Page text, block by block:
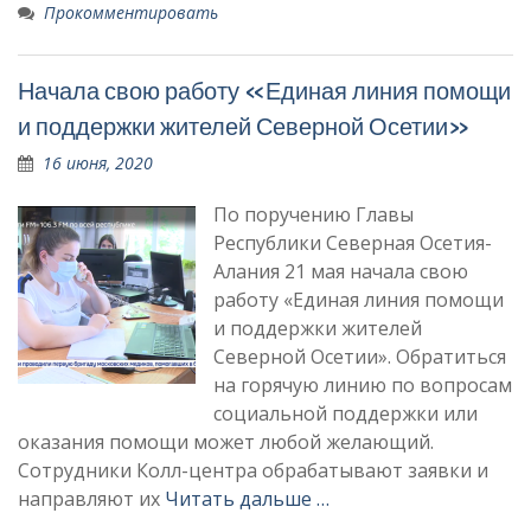
Прокомментировать
Начала свою работу «Единая линия помощи
и поддержки жителей Северной Осетии»
16 июня, 2020
По поручению Главы
Республики Северная Осетия-
Алания 21 мая начала свою
работу «Единая линия помощи
и поддержки жителей
Северной Осетии». Обратиться
на горячую линию по вопросам
социальной поддержки или
оказания помощи может любой желающий.
Сотрудники Колл-центра обрабатывают заявки и
направляют их Читать дальше …